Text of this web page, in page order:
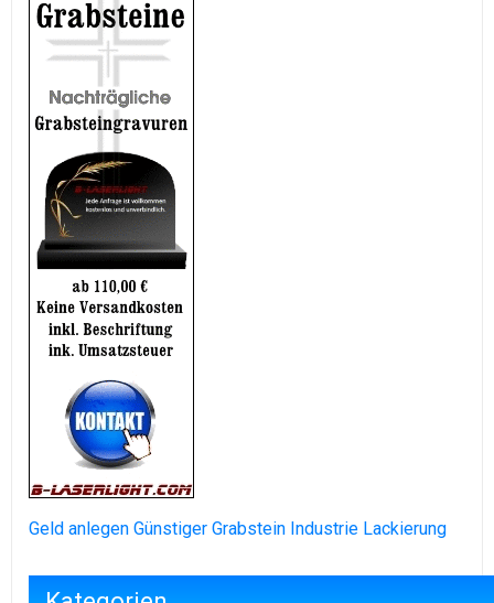
Geld anlegen Günstiger Grabstein Industrie Lackierung